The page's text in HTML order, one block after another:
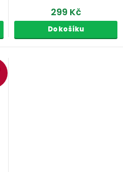
299 Kč
Do košíku